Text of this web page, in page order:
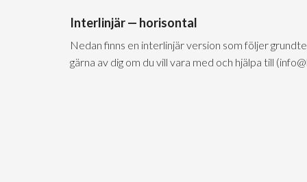
Interlinjär — horisontal
Nedan finns en interlinjär version som följer
gärna av dig om du vill vara med och hjälpa till